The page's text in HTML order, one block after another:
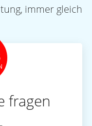
immer gleich
fragen